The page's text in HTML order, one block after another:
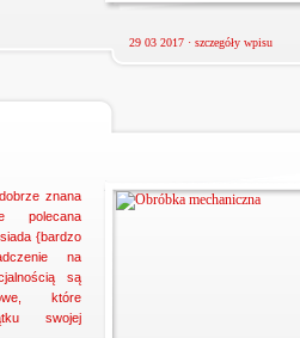
29 03 2017 · szczegóły wpisu
znana
polecana
{bardzo
na
są
które
swojej